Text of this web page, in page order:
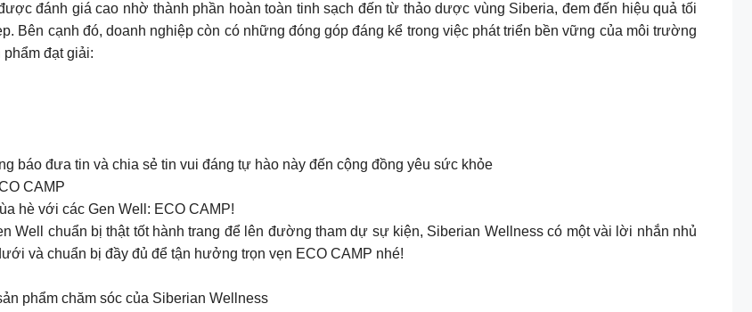
đánh giá cao nhờ thành phần hoàn toàn tinh sạch đến từ thảo dược vùng Siberia, đem đến hiệu quả tối
Bên cạnh đó, doanh nghiệp còn có những đóng góp đáng kể trong việc phát triển bền vững của môi trường
đạt giải:
báo đưa tin và chia sẻ tin vui đáng tự hào này đến cộng đồng yêu sức khỏe
CAMP
hè với các Gen Well: ECO CAMP!
Well chuẩn bị thật tốt hành trang để lên đường tham dự sự kiện, Siberian Wellness có một vài lời nhắn nhủ
và chuẩn bị đầy đủ để tận hưởng trọn vẹn ECO CAMP nhé!
phẩm chăm sóc của Siberian Wellness